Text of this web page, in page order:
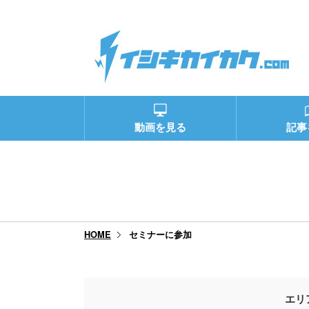
動画を見る 記
HOME セミナーに参加
エリ